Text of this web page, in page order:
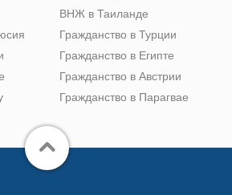
ВНЖ в Таиланде
Гражданство в Турции
Гражданство в Египте
Гражданство в Австрии
Гражданство в Парагвае